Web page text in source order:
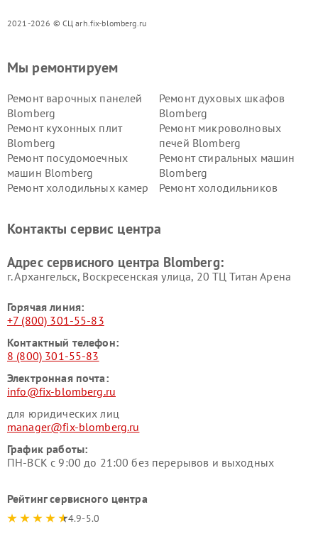
2021-2026 © СЦ arh.fix-blomberg.ru
Мы ремонтируем
Ремонт варочных панелей
Blomberg
Ремонт духовых шкафов
Blomberg
Ремонт кухонных плит
Blomberg
Ремонт микроволновых
печей Blomberg
Ремонт посудомоечных
машин Blomberg
Ремонт стиральных машин
Blomberg
Ремонт холодильных камер
Ремонт холодильников
Контакты сервис центра
Адрес сервисного центра Blomberg:
г. Архангельск, Воскресенская улица, 20 ТЦ Титан Арена
Горячая линия:
+7 (800) 301-55-83
Контактный телефон:
8 (800) 301-55-83
Электронная почта:
info@fix-blomberg.ru
для юридических лиц
manager@fix-blomberg.ru
График работы:
ПН-ВСК с 9:00 до 21:00 без перерывов и выходных
Рейтинг сервисного центра
4.9-5.0